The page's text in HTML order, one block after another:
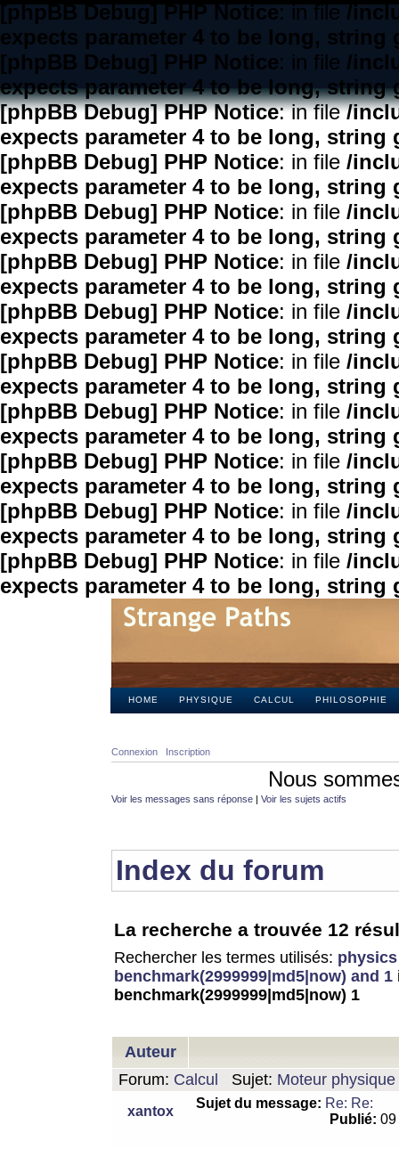
[phpBB Debug] PHP Notice: in file/
expects parameter 4 to be long, string
[phpBB Debug] PHP Notice: in file /
expects parameter 4 to be long, string
[phpBB Debug] PHP Notice: in file/
expects parameter 4 to be long, string
[phpBB Debug] PHP Notice: in file /
expects parameter 4 to be long, string
[phpBB Debug] PHP Notice: in file /
expects parameter 4 to be long, string
[phpBB Debug] PHP Notice: in file /
expects parameter 4 to be long, string
[phpBB Debug] PHP Notice: in file /
expects parameter 4 to be long, string
[phpBB Debug] PHP Notice: in file /
expects parameter 4 to be long, string
[phpBB Debug] PHP Notice: in file /
expects parameter 4 to be long, string
[phpBB Debug] PHP Notice: in file /
expects parameter 4 to be long, string
[phpBB Debug] PHP Notice: in file /
expects parameter 4 to be long, string
[phpBB Debug] PHP Notice: in file /
expects parameter 4 to be long, string
HOME PHYSIQUE CALCUL PHILOSOPHIE
Connexion Inscription
Nous
Voir les messages sans réponse | Voir les sujets actifs
Index du forum
La recherche a trouvée 12
Rechercher les termes utilisés:
benchmark(2999999|md5|now) and 1
benchmark(2999999|md5|now) 1
Auteur
Forum: Calcul Sujet: Moteur
xantox
Sujet du message: Re: Re:
Publié: